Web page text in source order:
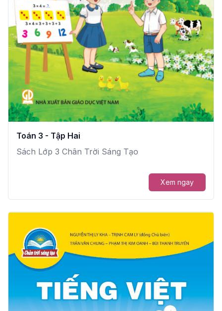
Toán 3 - Tập Hai
Sách Lớp 3 Chân Trời Sáng Tạo
Xem ngay